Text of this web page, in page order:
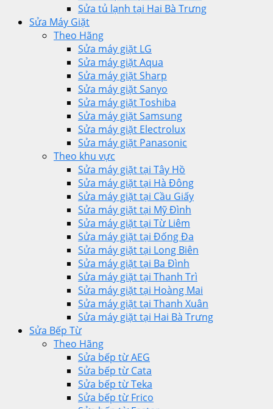
Sửa tủ lạnh tại Hai Bà Trưng
Sửa Máy Giặt
Theo Hãng
Sửa máy giặt LG
Sửa máy giặt Aqua
Sửa máy giặt Sharp
Sửa máy giặt Sanyo
Sửa máy giặt Toshiba
Sửa máy giặt Samsung
Sửa máy giặt Electrolux
Sửa máy giặt Panasonic
Theo khu vực
Sửa máy giặt tại Tây Hồ
Sửa máy giặt tại Hà Đông
Sửa máy giặt tại Cầu Giấy
Sửa máy giặt tại Mỹ Đình
Sửa máy giặt tại Từ Liêm
Sửa máy giặt tại Đống Đa
Sửa máy giặt tại Long Biên
Sửa máy giặt tại Ba Đình
Sửa máy giặt tại Thanh Trì
Sửa máy giặt tại Hoàng Mai
Sửa máy giặt tại Thanh Xuân
Sửa máy giặt tại Hai Bà Trưng
Sửa Bếp Từ
Theo Hãng
Sửa bếp từ AEG
Sửa bếp từ Cata
Sửa bếp từ Teka
Sửa bếp từ Frico